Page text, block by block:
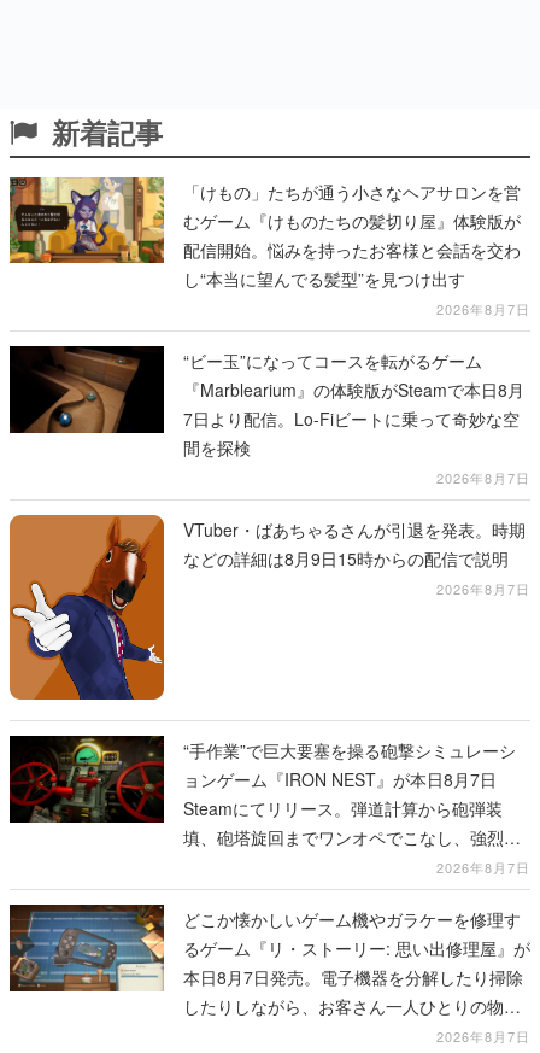
新着記事
「けもの」たちが通う小さなヘアサロンを営
むゲーム『けものたちの髪切り屋』体験版が
配信開始。悩みを持ったお客様と会話を交わ
し“本当に望んでる髪型”を見つけ出す
2026年8月7日
“ビー玉”になってコースを転がるゲーム
『Marblearium』の体験版がSteamで本日8月
7日より配信。Lo-Fiビートに乗って奇妙な空
間を探検
2026年8月7日
VTuber・ばあちゃるさんが引退を発表。時期
などの詳細は8月9日15時からの配信で説明
2026年8月7日
“手作業”で巨大要塞を操る砲撃シミュレーシ
ョンゲーム『IRON NEST』が本日8月7日
Steamにてリリース。弾道計算から砲弾装
填、砲塔旋回までワンオペでこなし、強烈な
一撃をブチかませるロマンある作品2026年8月7日
どこか懐かしいゲーム機やガラケーを修理す
るゲーム『リ・ストーリー: 思い出修理屋』が
本日8月7日発売。電子機器を分解したり掃除
したりしながら、お客さん一人ひとりの物語
2026年8月7日